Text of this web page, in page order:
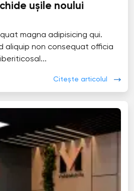
ușile noului
magna adipisicing qui.
aliquip non consequat officia
Citește articolul